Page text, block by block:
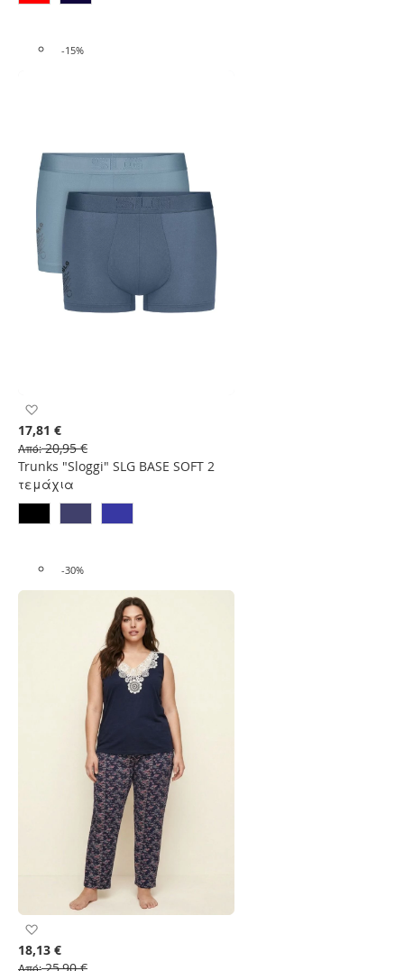
-15%
στη
Λίστα
Επιθυμιών
Trunks "Sloggi" SLG BASE SOFT 2
τεμάχια
17,81 €
Από 20,95 €
-30%
στη
Λίστα
18,13 €